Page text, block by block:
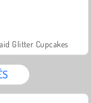
Glitter Cupcakes